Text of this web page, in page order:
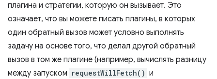
плагина и стратегии, которую он вызывает. Это
означает, что вы можете писать плагины, в которых
один обратный вызов может условно выполнять
задачу на основе того, что делал другой обратный
вызов в том же плагине (например, вычислять разницу
между запуском requestWillFetch() и